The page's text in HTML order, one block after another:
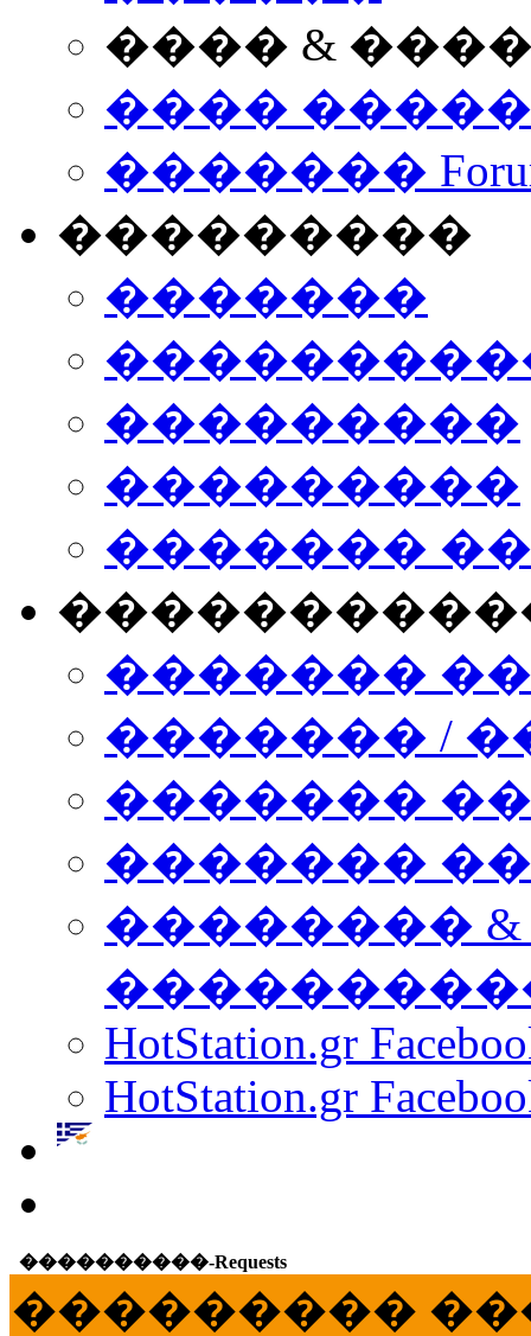
���� &
����
�������
���������
�������
���������
���������
�������
�������
������� /
�������
������� ���
��������
HotStation.gr
HotStation.gr
����������-Requests
���������